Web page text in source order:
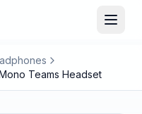
Teams Headset